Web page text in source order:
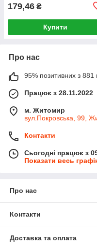
179,46 ₴
Купити
Про нас
95% позитивних з 881
Працює з 28.11.2022
м. Житомир
вул.Покровська, 99,
Контакти
Сьогодні працює з
Показати весь
Про нас
Контакти
Доставка та оплата